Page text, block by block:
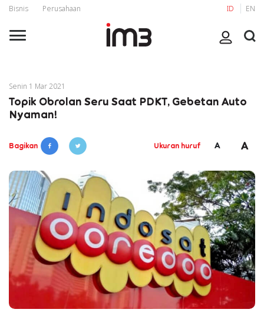
Bisnis Perusahaan ID EN
Senin 1 Mar 2021
Topik Obrolan Seru Saat PDKT, Gebetan Auto
Nyaman!
Bagikan Ukuran huruf A A